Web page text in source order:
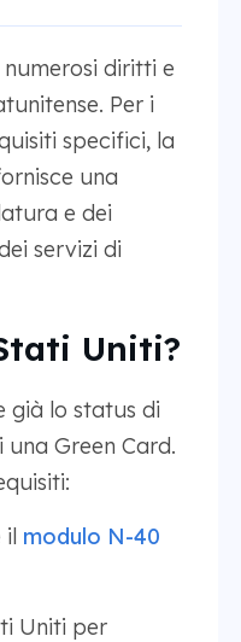
diritti e
Per i
specifici, la
una
e dei
servizi di
Uniti?
già lo status di
Green Card.
il modulo N-40
Uniti per